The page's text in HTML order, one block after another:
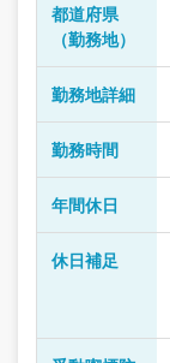
都道府県
（勤務地）
勤務地詳細
勤務時間
年間休日
休日補足